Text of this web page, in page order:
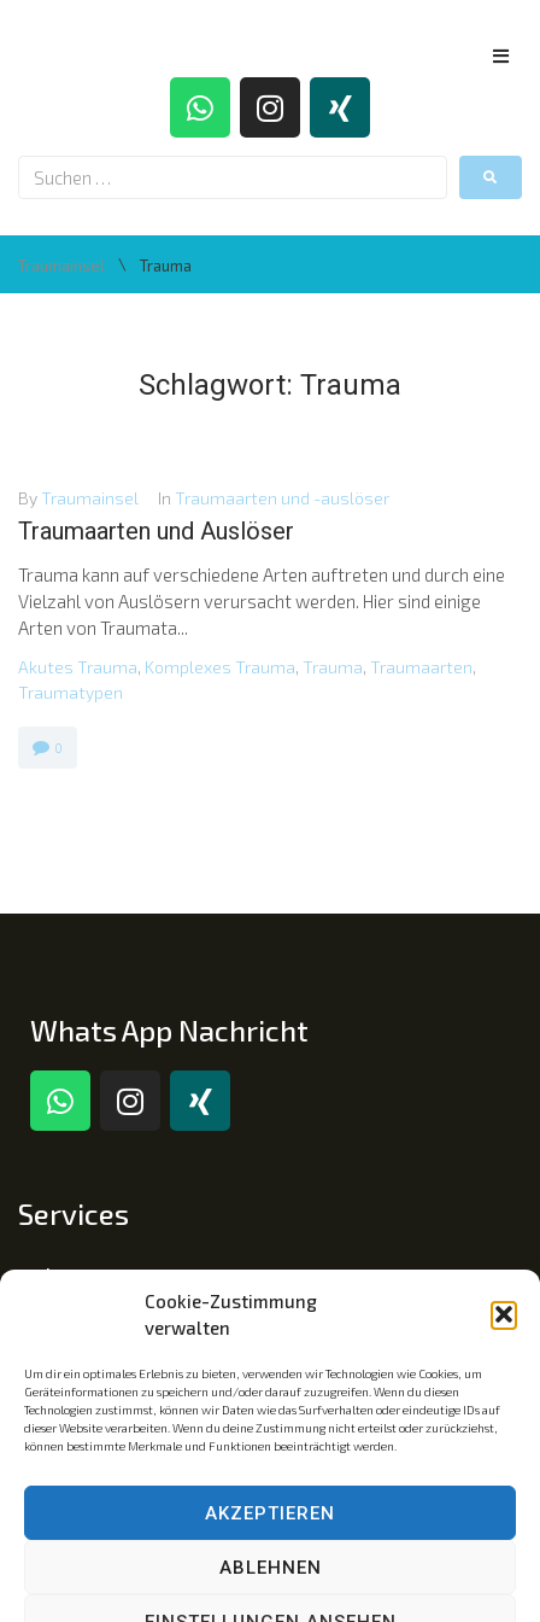
Cookie-Zustimmung
verwalten
Um dir ein optimales Erlebnis zu bieten, verwenden wir Technologien wie Cookies, um
Geräteinformationen zu speichern und/oder darauf zuzugreifen. Wenn du diesen
Technologien zustimmst, können wir Daten wie das Surfverhalten oder eindeutige IDs auf
dieser Website verarbeiten. Wenn du deine Zustimmung nicht erteilst oder zurückziehst,
können bestimmte Merkmale und Funktionen beeinträchtigt werden.
AKZEPTIEREN
ABLEHNEN
Traumainsel \ Trauma
Schlagwort: Trauma
By Traumainsel In Traumaarten und -auslöser
Traumaarten und Auslöser
Trauma kann auf verschiedene Arten auftreten und durch eine
Vielzahl von Auslösern verursacht werden. Hier sind einige
Arten von Traumata...
Akutes Trauma, Komplexes Trauma, Trauma, Traumaarten,
Traumatypen
0
Whats App Nachricht
Services
Impressum
Datenschutz
Mitgliedschaft
Mitglied im Fachverband Traumapädagogik e.V.
Traumainsel © ist eine eingetragene Wortmarke. Az.: 30